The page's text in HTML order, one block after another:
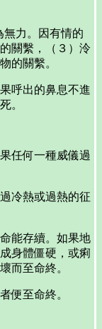
無力。因有情的
關繫，（３）泠
的關繫。
呼出的鼻息不進
。
任何一種威儀過
冷熱或過熱的征
能存續。如果地
身體僵硬，或痢
而至命終。
便至命終。